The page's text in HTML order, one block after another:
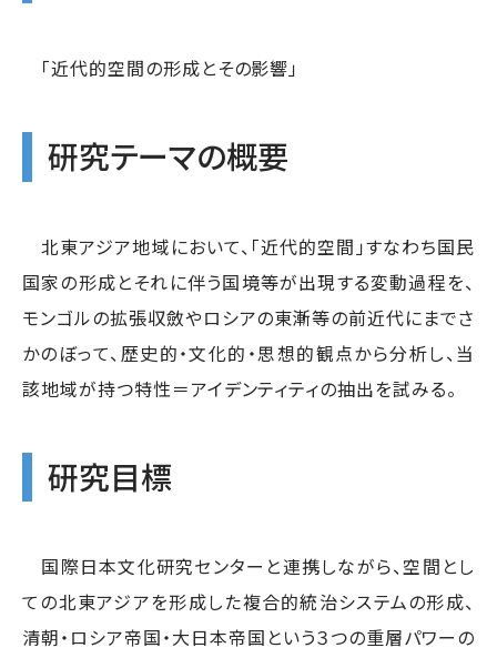
「近代的空間の形成とその影響」
研究テーマの概要
北東アジア地域において、「近代的空間」すなわち国民
国家の形成とそれに伴う国境等が出現する変動過程を、
モンゴルの拡張収斂やロシアの東漸等の前近代にまでさ
かのぼって、歴史的・文化的・思想的観点から分析し、当
該地域が持つ特性＝アイデンティティの抽出を試みる。
研究目標
国際日本文化研究センターと連携しながら、空間とし
ての北東アジアを形成した複合的統治システムの形成、
清朝・ロシア帝国・大日本帝国という３つの重層パワーの